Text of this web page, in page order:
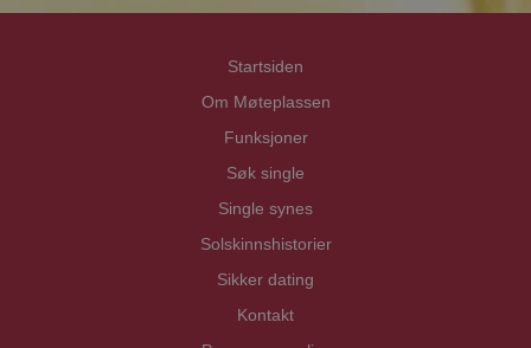
Startsiden
Om Møteplassen
Funksjoner
Søk single
Single synes
Solskinnshistorier
Sikker dating
Kontakt